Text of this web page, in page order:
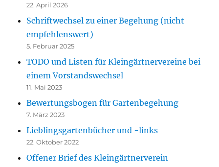
22. April 2026
Schriftwechsel zu einer Begehung (nicht
empfehlenswert)
5. Februar 2025
TODO und Listen für Kleingärtnervereine bei
einem Vorstandswechsel
11. Mai 2023
Bewertungsbogen für Gartenbegehung
7. März 2023
Lieblingsgartenbücher und -links
22. Oktober 2022
Offener Brief des Kleingärtnerverein